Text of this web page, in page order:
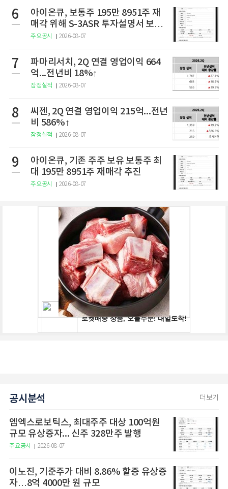
6
아이온큐, 보통주 195만 8951주 재
매각 위해 S-3ASR 투자설명서 보충
서 제출
주요공시 2026-08-07
7
파마리서치, 2Q 연결 영업이익 664
억...전년비 18%↑
잠정실적 2026-08-07
8
씨젠, 2Q 연결 영업이익 215억...전년
비 586%↑
잠정실적 2026-08-07
9
아이온큐, 기존 주주 보유 보통주 최
대 195만 8951주 재매각 추진
주요공시 2026-08-07
공시분석 더보기
엠엑스로보틱스, 최대주주 대상 100억원
규모 유상증자... 신주 328만주 발행
주요공시 2026-08-07
이노진, 기준주가 대비 8.86% 할증 유상증
자…8억 4000만 원 규모